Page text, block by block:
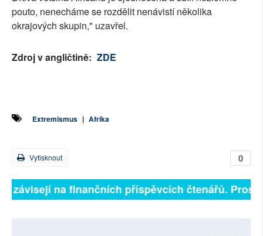
pouto, nenecháme se rozdělit nenávistí několika
okrajových skupin," uzavřel.
Zdroj v angličtině: ZDE
Extremismus | Afrika
0
Vytisknout
závisejí na finančních příspěvcích čtenářů.